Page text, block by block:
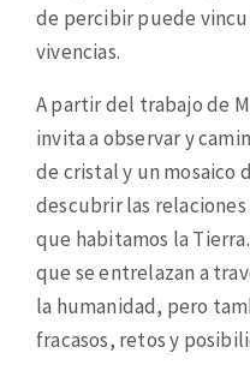
de percibir puede
vivencias.
A partir del trabajo de
invita a observar y
de cristal y un mosaico
descubrir las
que habitamos la
que se entrelazan a
la humanidad, pero
fracasos, retos y